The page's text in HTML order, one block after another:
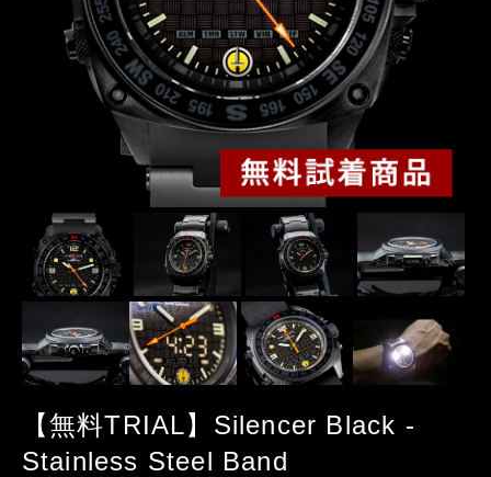
【無料TRIAL】Silencer Black -
Stainless Steel Band